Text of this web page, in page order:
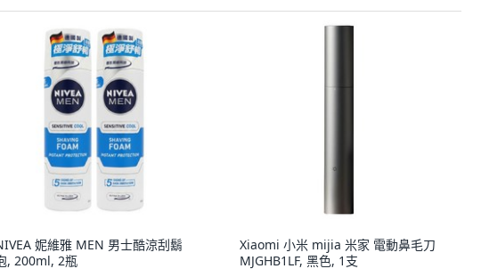
妮維雅 MEN 男士酷涼刮鬍
, 200ml, 2瓶
Xiaomi 小米 mijia 米家 電動鼻毛刀
MJGHB1LF, 黑色, 1支